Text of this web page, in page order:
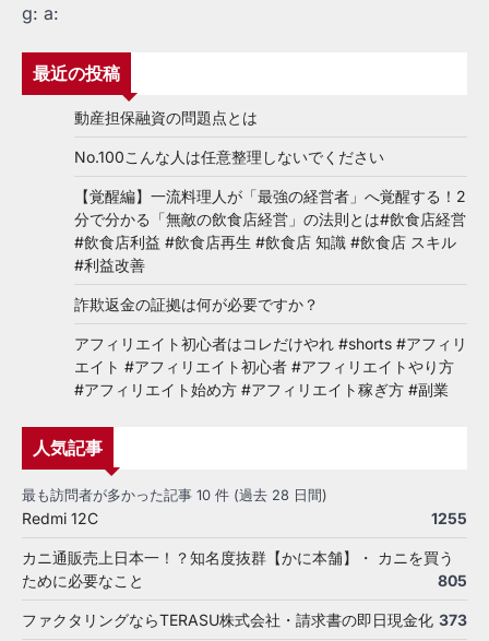
g: a:
最近の投稿
動産担保融資の問題点とは
No.100こんな人は任意整理しないでください
【覚醒編】一流料理人が「最強の経営者」へ覚醒する！2
分で分かる「無敵の飲食店経営」の法則とは#飲食店経営
#飲食店利益 #飲食店再生 #飲食店 知識 #飲食店 スキル
#利益改善
詐欺返金の証拠は何が必要ですか？
アフィリエイト初心者はコレだけやれ #shorts #アフィリ
エイト #アフィリエイト初心者 #アフィリエイトやり方
#アフィリエイト始め方 #アフィリエイト稼ぎ方 #副業
人気記事
最も訪問者が多かった記事 10 件 (過去 28 日間)
Redmi 12C 1255
カニ通販売上日本一！？知名度抜群【かに本舗】・ カニを買う
ために必要なこと
805
ファクタリングならTERASU株式会社・請求書の即日現金化 373